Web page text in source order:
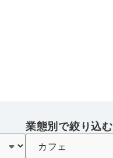
業態別で絞り込む